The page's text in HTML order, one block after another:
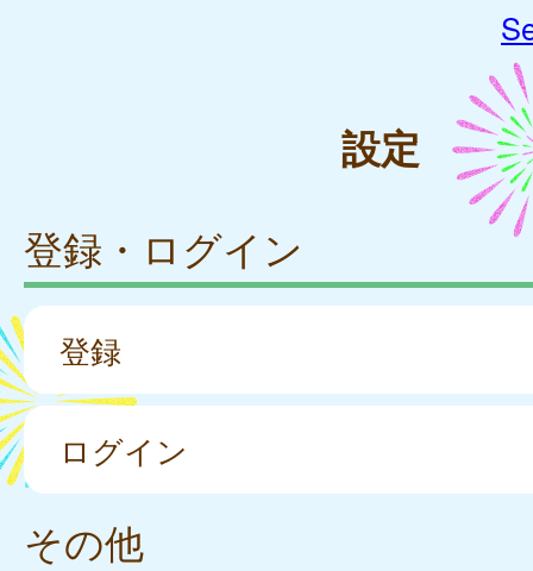
設定
登録・ログイン
登録
ログイン
その他